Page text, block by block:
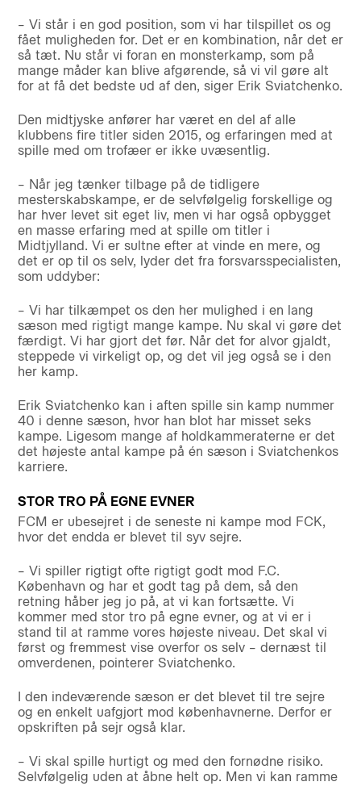
– Vi står i en god position, som vi har tilspillet os og
fået muligheden for. Det er en kombination, når det er
så tæt. Nu står vi foran en monsterkamp, som på
mange måder kan blive afgørende, så vi vil gøre alt
for at få det bedste ud af den, siger Erik Sviatchenko.
Den midtjyske anfører har været en del af alle
klubbens fire titler siden 2015, og erfaringen med at
spille med om trofæer er ikke uvæsentlig.
– Når jeg tænker tilbage på de tidligere
mesterskabskampe, er de selvfølgelig forskellige og
har hver levet sit eget liv, men vi har også opbygget
en masse erfaring med at spille om titler i
Midtjylland. Vi er sultne efter at vinde en mere, og
det er op til os selv, lyder det fra forsvarsspecialisten,
som uddyber:
– Vi har tilkæmpet os den her mulighed i en lang
sæson med rigtigt mange kampe. Nu skal vi gøre det
færdigt. Vi har gjort det før. Når det for alvor gjaldt,
steppede vi virkeligt op, og det vil jeg også se i den
her kamp.
Erik Sviatchenko kan i aften spille sin kamp nummer
40 i denne sæson, hvor han blot har misset seks
kampe. Ligesom mange af holdkammeraterne er det
det højeste antal kampe på én sæson i Sviatchenkos
karriere.
STOR TRO PÅ EGNE EVNER
FCM er ubesejret i de seneste ni kampe mod FCK,
hvor det endda er blevet til syv sejre.
– Vi spiller rigtigt ofte rigtigt godt mod F.C.
København og har et godt tag på dem, så den
retning håber jeg jo på, at vi kan fortsætte. Vi
kommer med stor tro på egne evner, og at vi er i
stand til at ramme vores højeste niveau. Det skal vi
først og fremmest vise overfor os selv – dernæst til
omverdenen, pointerer Sviatchenko.
I den indeværende sæson er det blevet til tre sejre
og en enkelt uafgjort mod københavnerne. Derfor er
opskriften på sejr også klar.
– Vi skal spille hurtigt og med den fornødne risiko.
Selvfølgelig uden at åbne helt op. Men vi kan ramme